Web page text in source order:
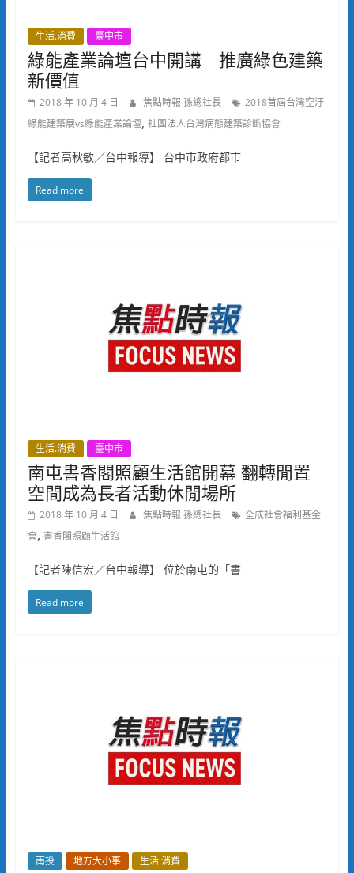
生活.消費 臺中市
綠能產業論壇台中開講 推廣綠色建築
新價值
2018 年 10 月 4 日 焦點時報 孫總社長
2018首屆台灣空汙
綠能建築展vs綠能產業論壇, 社團法人台灣病態建築診斷協會
【記者高秋敏／台中報導】 台中市政府都市
Read more
生活.消費 臺中市
南屯書香閣照顧生活館開幕 翻轉閒置
空間成為長者活動休閒場所
2018 年 10 月 4 日 焦點時報 孫總社長
全成社會福利基金
會, 書香閣照顧生活館
【記者陳信宏／台中報導】 位於南屯的「書
Read more
南投 地方大小事 生活.消費